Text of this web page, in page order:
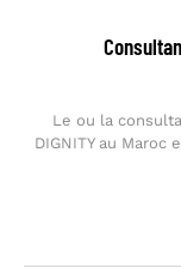
Le ou la
DIGNITY au Maroc